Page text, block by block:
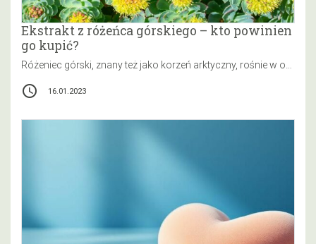
Ekstrakt z różeńca górskiego – kto powinien
go kupić?
Różeniec górski, znany też jako korzeń arktyczny, rośnie w obszarze okołobiegunowym, spotyka się go również w polskich Karpatach i Sudetach.…
access_time 16.01.2023